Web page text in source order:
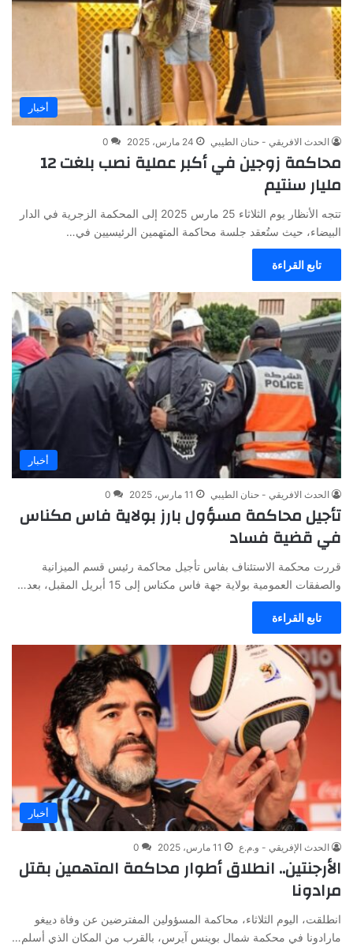
أخبار
الحدث الافريقي - حنان الطيبي 24 مارس، 2025 0
محاكمة زوجين في أكبر عملية نصب بلغت 12
مليار سنتيم
تتجه الأنظار يوم الثلاثاء 25 مارس 2025 إلى المحكمة الزجرية في الدار
البيضاء، حيث ستُعقد جلسة محاكمة المتهمين الرئيسيين في…
تابع القراءة
أخبار
الحدث الافريقي - حنان الطيبي 11 مارس، 2025 0
تأجيل محاكمة مسؤول بارز بولاية فاس مكناس
في قضية فساد
قررت محكمة الاستئناف بفاس تأجيل محاكمة رئيس قسم الميزانية
والصفقات العمومية بولاية جهة فاس مكناس إلى 15 أبريل المقبل، بعد…
تابع القراءة
أخبار
الحدث الإفريقي - و.م.ع 11 مارس، 2025 0
الأرجنتين.. انطلاق أطوار محاكمة المتهمين بقتل
مرادونا
انطلقت، اليوم الثلاثاء، محاكمة المسؤولين المفترضين عن وفاة دييغو
مارادونا في محكمة شمال بوينس آيرس، بالقرب من المكان الذي أسلم…